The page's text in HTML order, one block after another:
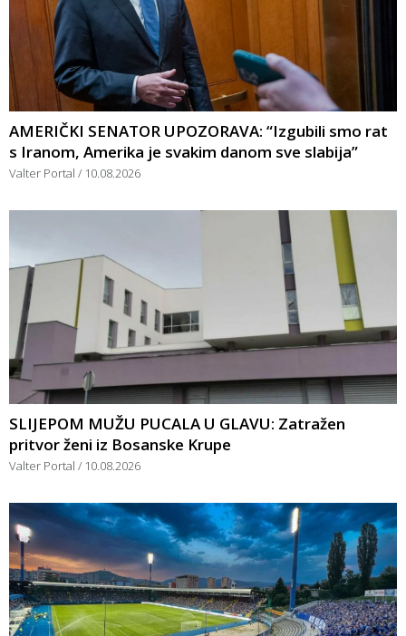
AMERIČKI SENATOR UPOZORAVA: “Izgubili smo rat
s Iranom, Amerika je svakim danom sve slabija”
Valter Portal 10.08.2026
SLIJEPOM MUŽU PUCALA U GLAVU: Zatražen
pritvor ženi iz Bosanske Krupe
Valter Portal 10.08.2026